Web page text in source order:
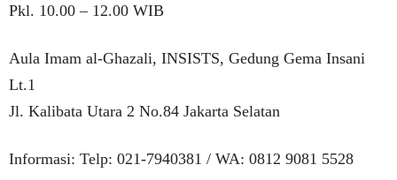
Pkl. 10.00 – 12.00 WIB
Aula Imam al-Ghazali, INSISTS, Gedung Gema Insani
Lt.1
Jl. Kalibata Utara 2 No.84 Jakarta Selatan
Informasi: Telp: 021-7940381 / WA: 0812 9081 5528